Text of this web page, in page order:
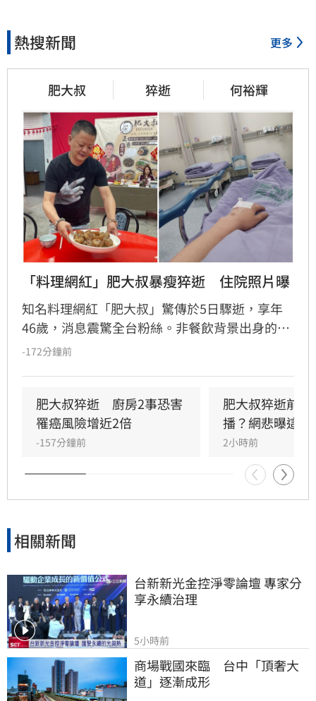
熱搜新聞 更多
肥大叔 猝逝 何裕輝
「料理網紅」肥大叔暴瘦猝逝　住院照片曝
知名料理網紅「肥大叔」驚傳於5日驟逝，享年
46歲，消息震驚全台粉絲。非餐飲背景出身的
他，憑藉親切教學與拚勁，將直播事業經營得有
陷，狀態顯得相當疲憊。肥大叔自2021年起頻傳
健康警訊，雖曾於2022年住院開刀，但出院後仍
堅持返回工作崗位，直到最後一刻仍心繫直播。
對於肥大叔的確切死因，家屬目前尚未對外說
明。
-172分鐘前
肥大叔猝逝　廚房2事恐害
罹癌風險增近2倍
-157分鐘前
肥大叔猝逝前
播？網悲曝這原
2小時前
相關新聞
台新新光金控淨零論壇 專家分
享永續治理
5小時前
商場戰國來臨　台中「頂奢大
道」逐漸成形